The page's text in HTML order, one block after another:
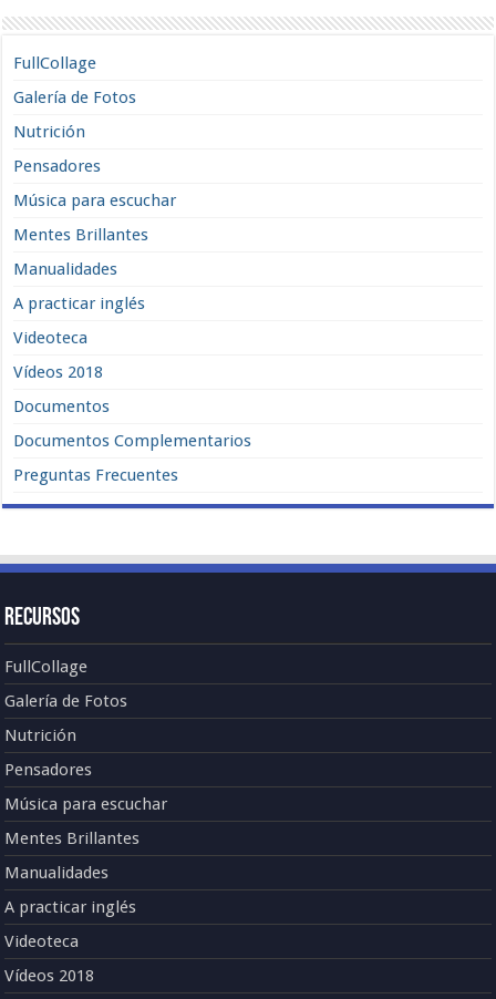
FullCollage
Galería de Fotos
Nutrición
Pensadores
Música para escuchar
Mentes Brillantes
Manualidades
A practicar inglés
Videoteca
Vídeos 2018
Documentos
Documentos Complementarios
Preguntas Frecuentes
Recursos
FullCollage
Galería de Fotos
Nutrición
Pensadores
Música para escuchar
Mentes Brillantes
Manualidades
A practicar inglés
Videoteca
Vídeos 2018